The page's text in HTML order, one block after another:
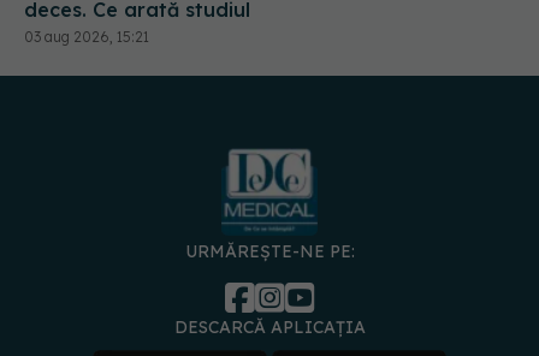
URMĂREȘTE-NE PE:
DESCARCĂ APLICAȚIA